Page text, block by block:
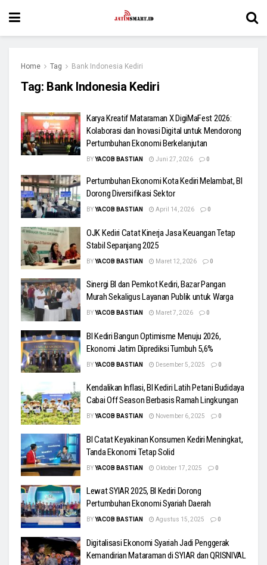
Home Tag Bank Indonesia Kediri
Tag: Bank Indonesia Kediri
Karya Kreatif Mataraman X DigiMaFest 2026:
Kolaborasi dan Inovasi Digital untuk Mendorong
Pertumbuhan Ekonomi Berkelanjutan
BYYACOB BASTIAN Juni 27, 2026 0
Pertumbuhan Ekonomi Kota Kediri Melambat, BI
Dorong Diversifikasi Sektor
BYYACOB BASTIAN April 14, 2026 0
OJK Kediri Catat Kinerja Jasa Keuangan Tetap
Stabil Sepanjang 2025
BYYACOB BASTIAN Maret 12, 2026 0
Sinergi BI dan Pemkot Kediri, Bazar Pangan
Murah Sekaligus Layanan Publik untuk Warga
BYYACOB BASTIAN Maret 7, 2026 0
BI Kediri Bangun Optimisme Menuju 2026,
Ekonomi Jatim Diprediksi Tumbuh 5,6%
BYYACOB BASTIAN Desember 5, 2025 0
Kendalikan Inflasi, BI Kediri Latih Petani Budidaya
Cabai Off Season Berbasis Ramah Lingkungan
BYYACOB BASTIAN November 6, 2025 0
BI Catat Keyakinan Konsumen Kediri Meningkat,
Tanda Ekonomi Tetap Solid
BYYACOB BASTIAN Oktober 17, 2025 0
Lewat SYIAR 2025, BI Kediri Dorong
Pertumbuhan Ekonomi Syariah Daerah
BYYACOB BASTIAN Agustus 15, 2025 0
Digitalisasi Ekonomi Syariah Jadi Penggerak
Kemandirian Mataraman di SYIAR dan QRISNIVAL